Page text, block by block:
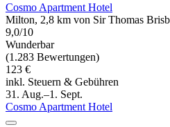
Cosmo Apartment Hotel
Milton, 2,8 km von Sir Thomas
9,0/10
Wunderbar
(1.283 Bewertungen)
123 €
inkl. Steuern & Gebühren
31. Aug.–1. Sept.
Cosmo Apartment Hotel